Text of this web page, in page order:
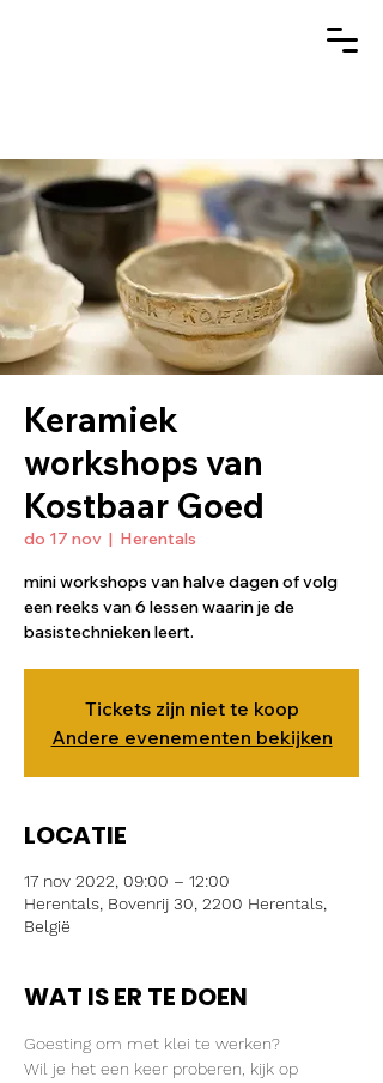
Keramiek
workshops van
Kostbaar Goed
do 17 nov
  |
Herentals
mini workshops van halve dagen of volg
een reeks van 6 lessen waarin je de
basistechnieken leert.
Tickets zijn niet te koop
Andere evenementen bekijken
LOCATIE
17 nov 2022, 09:00 – 12:00
Herentals, Bovenrij 30, 2200 Herentals,
België
WAT IS ER TE DOEN
Goesting om met klei te werken?
Wil je het een keer proberen, kijk op